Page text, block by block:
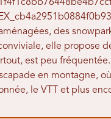
des
elle propose
est peu
en montagne,
le VTT et plus